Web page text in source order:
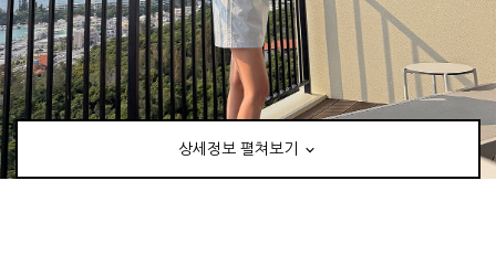
상세정보 펼쳐보기